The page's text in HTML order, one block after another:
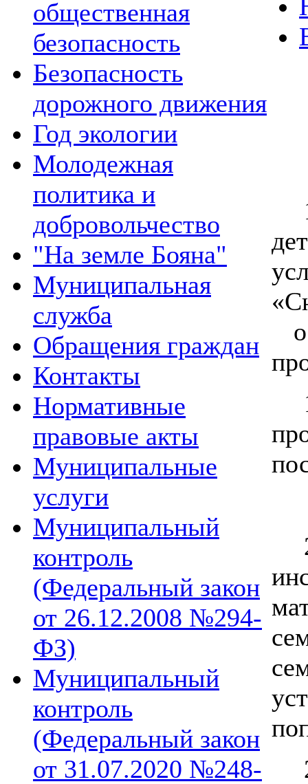
общественная
безопасность
Безопасность
дорожного движения
Год экологии
Молодежная
политика и
добровольчество
"На земле Бояна"
Муниципальная
служба
Обращения граждан
Контакты
Нормативные
правовые акты
Муниципальные
услуги
Муниципальный
контроль
(Федеральный закон
от 26.12.2008 №294-
ФЗ)
Муниципальный
контроль
(Федеральный закон
от 31.07.2020 №248-